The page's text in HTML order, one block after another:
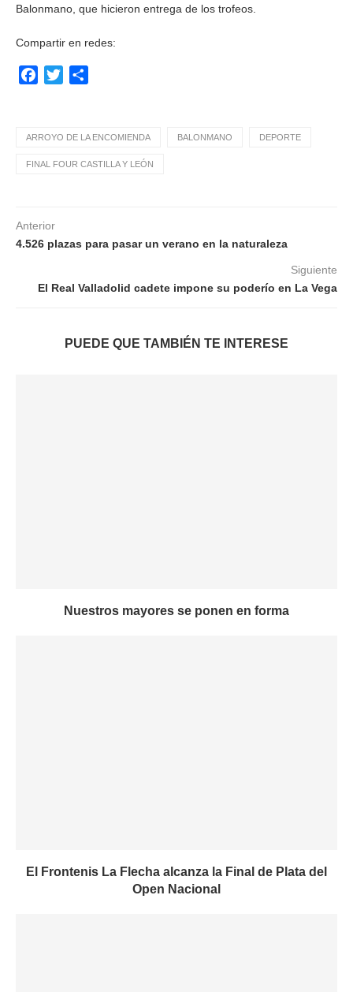
Balonmano, que hicieron entrega de los trofeos.
Compartir en redes:
Facebook
Twitter
ARROYO DE LA ENCOMIENDA BALONMANO DEPORTE
FINAL FOUR CASTILLA Y LEÓN
Anterior
4.526 plazas para pasar un verano en la naturaleza
Siguiente
El Real Valladolid cadete impone su poderío en La Vega
PUEDE QUE TAMBIÉN TE INTERESE
Nuestros mayores se ponen en forma
El Frontenis La Flecha alcanza la Final de Plata del
Open Nacional